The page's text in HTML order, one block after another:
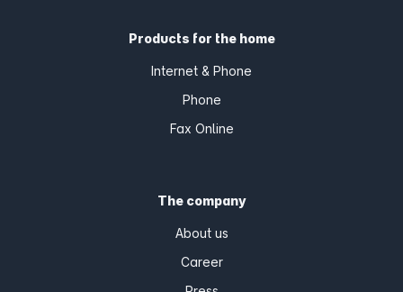
Products for the home
Internet & Phone
Phone
Fax Online
The company
About us
Career